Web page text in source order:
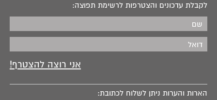
לקבלת עדכונים והצטרפות לרשימת תפוצה:
הארות והערות ניתן לשלוח לכתובת: